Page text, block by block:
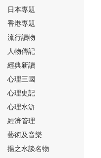
⑭
⑮
日本專題
香港專題
流行讀物
人物傳記
經典新讀
心理三國
心理史記
心理水滸
經濟管理
藝術及音樂
揚之水談名物